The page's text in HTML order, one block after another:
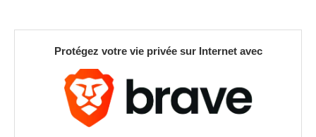
Protégez votre vie privée sur Internet avec